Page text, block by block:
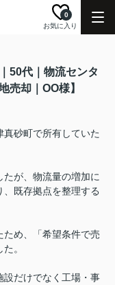
お気に入り
0
50代｜物流センタ
売却｜OO様】
砂町で所有していた
が、物流量の増加に
既存拠点を整理する
ため、「希望条件で売
。
設だけでなく工場・事